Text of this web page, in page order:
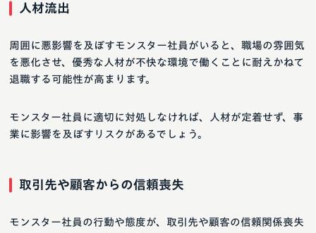
人材流出
周囲に悪影響を及ぼすモンスター社員がいると、職場の雰囲気
を悪化させ、優秀な人材が不快な環境で働くことに耐えかねて
退職する可能性が高まります。
モンスター社員に適切に対処しなければ、人材が定着せず、事
業に影響を及ぼすリスクがあるでしょう。
取引先や顧客からの信頼喪失
モンスター社員の行動や態度が、取引先や顧客の信頼関係喪失